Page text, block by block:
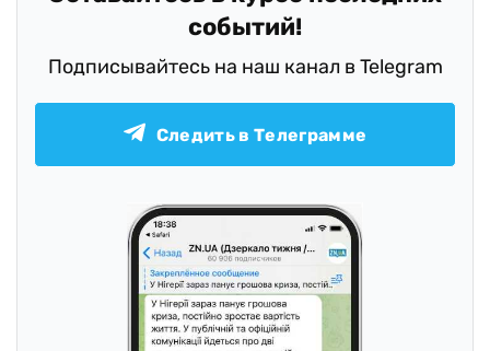
событий!
Подписывайтесь на наш канал в Telegram
Следить в Телеграмме